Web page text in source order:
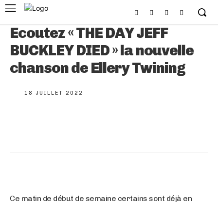
Ecoutez « THE DAY JEFF
BUCKLEY DIED » la nouvelle
chanson de Ellery Twining
18 JUILLET 2022
Ce matin de début de semaine certains sont déjà en